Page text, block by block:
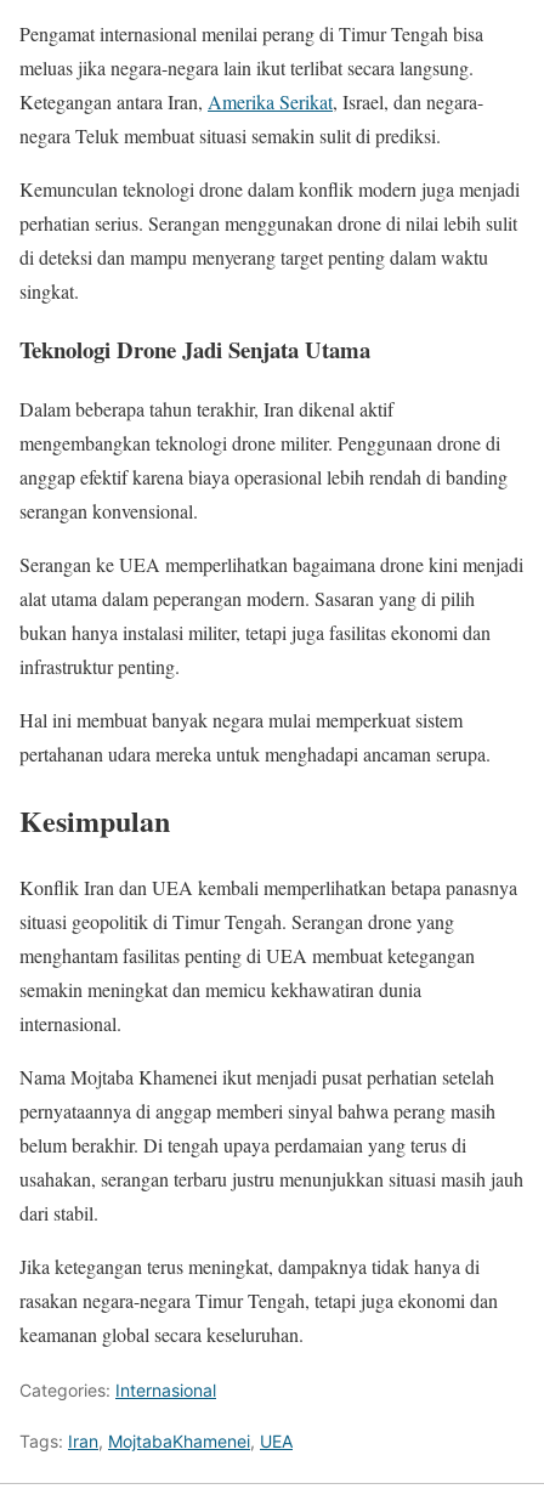
Pengamat internasional menilai perang di Timur Tengah bisa
meluas jika negara-negara lain ikut terlibat secara langsung.
Ketegangan antara Iran, Amerika Serikat, Israel, dan negara-
negara Teluk membuat situasi semakin sulit di prediksi.
Kemunculan teknologi drone dalam konflik modern juga menjadi
perhatian serius. Serangan menggunakan drone di nilai lebih sulit
di deteksi dan mampu menyerang target penting dalam waktu
singkat.
Teknologi Drone Jadi Senjata Utama
Dalam beberapa tahun terakhir, Iran dikenal aktif
mengembangkan teknologi drone militer. Penggunaan drone di
anggap efektif karena biaya operasional lebih rendah di banding
serangan konvensional.
Serangan ke UEA memperlihatkan bagaimana drone kini menjadi
alat utama dalam peperangan modern. Sasaran yang di pilih
bukan hanya instalasi militer, tetapi juga fasilitas ekonomi dan
infrastruktur penting.
Hal ini membuat banyak negara mulai memperkuat sistem
pertahanan udara mereka untuk menghadapi ancaman serupa.
Kesimpulan
Konflik Iran dan UEA kembali memperlihatkan betapa panasnya
situasi geopolitik di Timur Tengah. Serangan drone yang
menghantam fasilitas penting di UEA membuat ketegangan
semakin meningkat dan memicu kekhawatiran dunia
internasional.
Nama Mojtaba Khamenei ikut menjadi pusat perhatian setelah
pernyataannya di anggap memberi sinyal bahwa perang masih
belum berakhir. Di tengah upaya perdamaian yang terus di
usahakan, serangan terbaru justru menunjukkan situasi masih jauh
dari stabil.
Jika ketegangan terus meningkat, dampaknya tidak hanya di
rasakan negara-negara Timur Tengah, tetapi juga ekonomi dan
keamanan global secara keseluruhan.
Categories: Internasional
Tags: Iran, MojtabaKhamenei, UEA